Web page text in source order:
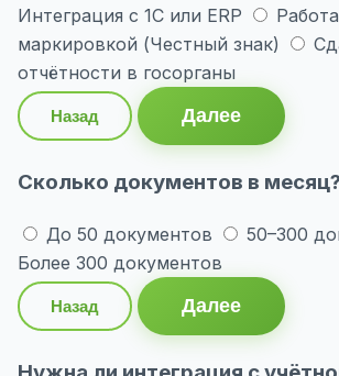
Интеграция с 1С или ERP
маркировкой (Честный знак)
отчётности в госорганы
Назад Далее
Сколько документов в месяц?
До 50 документов
50–300
Более 300 документов
Назад Далее